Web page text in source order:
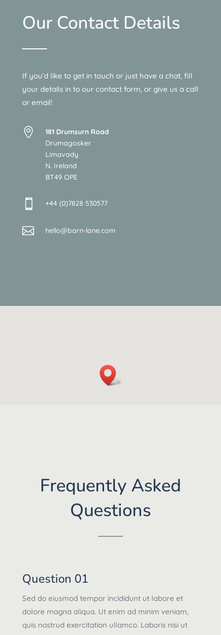
Our Contact Details
If you’d like to get in touch or just have a chat, fill
your details in to our contact form, or give us a call
or email!

181 Drumsurn Road
Drumagosker
Limavady
N. Ireland
BT49 OPE
 +44 (0)7828 530577
 hello@barn-lane.com
Frequently Asked
Questions
Question 01
Sed do eiusmod tempor incididunt ut labore et
dolore magna aliqua. Ut enim ad minim veniam,
quis nostrud exercitation ullamco. Laboris nisi ut